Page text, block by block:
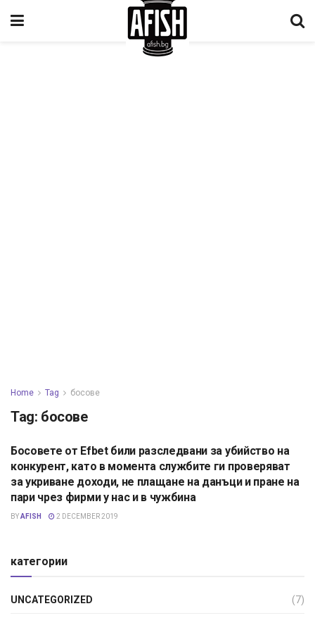
Home Tag босове
Tag: босове
НОВИНИ
Босовете от Efbet били разследвани за убийство на
конкурент, като в момента службите ги проверяват
за укриване доходи, не плащане на данъци и пране на
пари чрез фирми у нас и в чужбина
BYAFISH 2 DECEMBER 2019
категории
UNCATEGORIZED (7)